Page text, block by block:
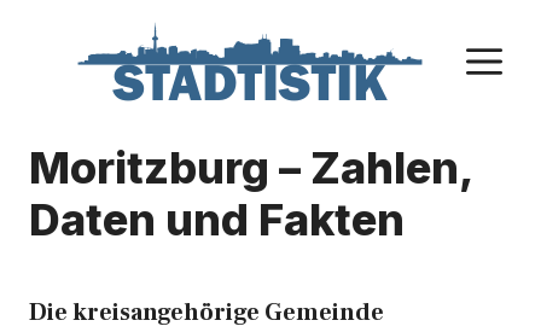
Moritzburg – Zahlen,
Daten und Fakten
Die kreisangehörige Gemeinde